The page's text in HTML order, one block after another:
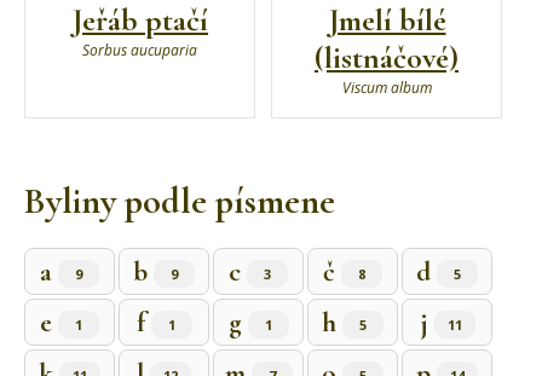
Jeřáb ptačí
Sorbus aucuparia
Jmelí bílé
(listnáčové)
Viscum album
Byliny podle písmene
a 9 b 9 c 3 č 8 d 5
e 1 f 1 g 1 h 5 j 11